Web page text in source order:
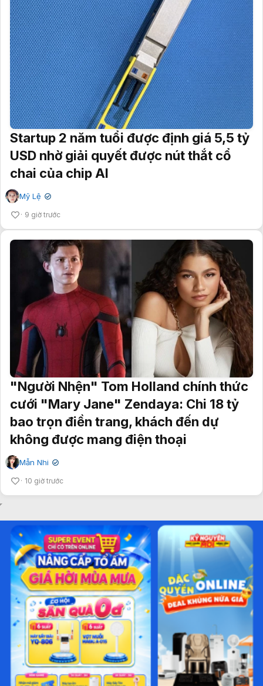
Startup 2 năm tuổi được định giá 5,5 tỷ
USD nhờ giải quyết được nút thắt cổ
chai của chip AI
Mỹ Lệ ✔
9 giờ trước
"Người Nhện" Tom Holland chính thức
cưới "Mary Jane" Zendaya: Chi 18 tỷ
bao trọn điền trang, khách đến dự
không được mang điện thoại
Mẫn Nhi ✔
10 giờ trước